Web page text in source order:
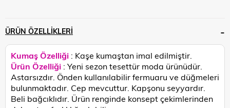
ÜRÜN ÖZELLIKLERI
Kumaş Özelliği : Kaşe kumaştan imal edilmiştir.
Ürün Özelliği : Yeni sezon tesettür moda ürünüdür.
Astarsızdır. Önden kullanılabilir fermuaru ve düğmeleri
bulunmaktadır. Cep mevcuttur. Kapşonu seyyardır.
Beli bağcıklıdır. Ürün renginde konsept çekimlerinden